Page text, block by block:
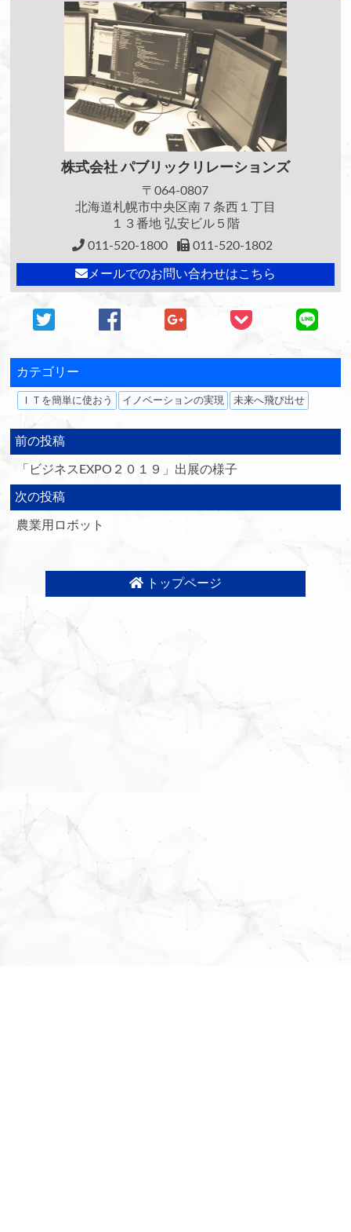
株式会社パブリックリレーションズ
〒064-0807
北海道札幌市中央区南７条西１丁目
１３番地 弘安ビル５階
011-520-1800
011-520-1802
メールでのお問い合わせはこちら
カテゴリー
ＩＴを簡単に使おう イノベーションの実現 未来へ飛び出せ
前の投稿
「ビジネスEXPO２０１９」出展の様子
次の投稿
農業用ロボット
トップページ